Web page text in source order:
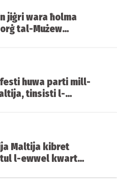
jiġri wara ħolma
tal-Mużew
huwa parti mill-
tinsisti l-
Maltija kibret
l-ewwel kwart